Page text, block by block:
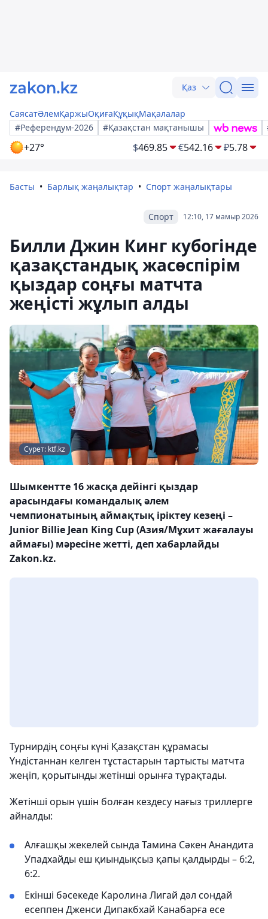
Қаз
СаясатӘлемҚаржыОқиғаҚұқықМақалалар
#Референдум-2026
#Қазақстан мақтанышы
+27° $469.85 €542.16 ₽5.78
Басты Барлық жаңалықтар Спорт жаңалықтары
12:10, 17 мамыр 2026
Спорт
Билли Джин Кинг кубогінде
қазақстандық жасөспірім
қыздар соңғы матчта
жеңісті жұлып алды
Сурет: ktf.kz
Шымкентте 16 жасқа дейінгі қыздар
арасындағы командалық әлем
чемпионатының аймақтық іріктеу кезеңі –
Junior Billie Jean King Cup (Азия/Мұхит жағалауы
аймағы) мәресіне жетті, деп хабарлайды
Zakon.kz.
Турнирдің соңғы күні Қазақстан құрамасы
Үндістаннан келген тұстастарын тартысты матчта
жеңіп, қорытынды жетінші орынға тұрақтады.
Жетінші орын үшін болған кездесу нағыз триллерге
айналды:
Алғашқы жекелей сында Тамина Сәкен Анандита
Упадхайды еш қиындықсыз қапы қалдырды – 6:2,
6:2.
Екінші бәсекеде Каролина Лигай дәл сондай
есеппен Дженси Дипакбхай Канабарға есе